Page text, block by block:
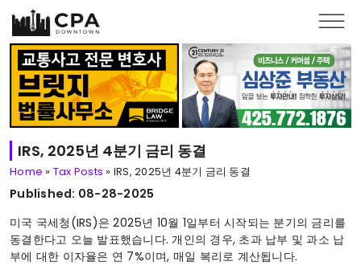
Skip to main content
IRS, 2025년 4분기 금리 동결
Home » Tax Posts » IRS, 2025년 4분기 금리 동결
Published: 08-28-2025
미국 국세청(IRS)은 2025년 10월 1일부터 시작되는 분기의 금리를
동결한다고 오늘 발표했습니다. 개인의 경우, 초과 납부 및 과소 납
부에 대한 이자율은 연 7%이며, 매일 복리로 계산됩니다.